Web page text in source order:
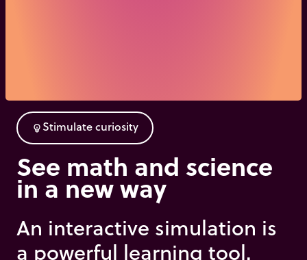
emoji_objects Stimulatecuriosity
See math and science
in a new way
An interactive simulation is
a powerful learning tool.